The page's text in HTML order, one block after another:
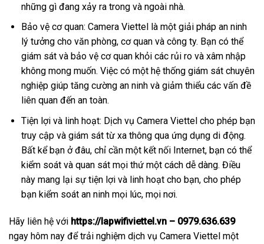
những gì đang xảy ra trong và ngoài nhà.
Bảo vệ cơ quan: Camera Viettel là một giải pháp an ninh
lý tưởng cho văn phòng, cơ quan và công ty. Bạn có thể
giám sát và bảo vệ cơ quan khỏi các rủi ro và xâm nhập
không mong muốn. Việc có một hệ thống giám sát chuyên
nghiệp giúp tăng cường an ninh và giảm thiểu các vấn đề
liên quan đến an toàn.
Tiện lợi và linh hoạt: Dịch vụ Camera Viettel cho phép bạn
truy cập và giám sát từ xa thông qua ứng dụng di động.
Bất kể bạn ở đâu, chỉ cần một kết nối Internet, bạn có thể
kiểm soát và quan sát mọi thứ một cách dễ dàng. Điều
này mang lại sự tiện lợi và linh hoạt cho bạn, cho phép
bạn kiểm soát an ninh mọi lúc, mọi nơi.
Hãy liên hệ với https://lapwifiviettel.vn – 0979.636.639
ngay hôm nay để trải nghiệm dịch vụ Camera Viettel một